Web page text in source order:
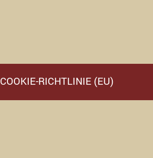
COOKIE-RICHTLINIE (EU)